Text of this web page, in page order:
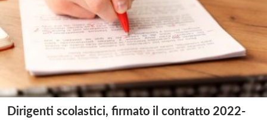
Dirigenti scolastici, firmato il contratto 2022-